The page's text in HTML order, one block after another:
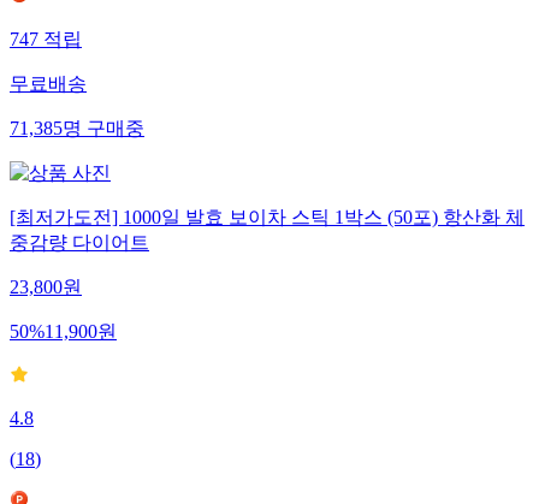
747적립
무료배송
71,385명구매중
[최저가도전] 1000일 발효 보이차 스틱 1박스 (50포) 항산화 체
중감량 다이어트
23,800원
50%11,900원
4.8
(18)